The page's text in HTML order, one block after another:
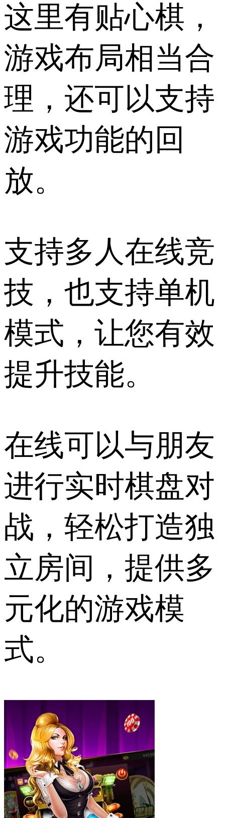
这里有贴心棋，
游戏布局相当合
理，还可以支持
游戏功能的回
放。
支持多人在线竞
技，也支持单机
模式，让您有效
提升技能。
在线可以与朋友
进行实时棋盘对
战，轻松打造独
立房间，提供多
元化的游戏模
式。